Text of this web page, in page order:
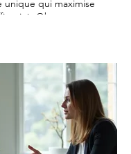
unique qui maximise
Obtenez une
et personnalisée